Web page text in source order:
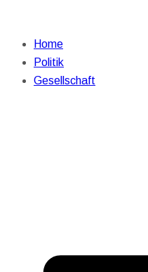
Home
Politik
Gesellschaft